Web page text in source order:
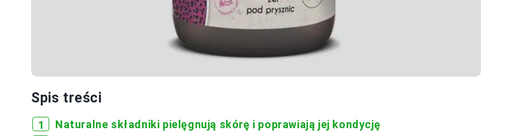
Spis treści
Naturalne składniki pielęgnują skórę i poprawiają jej kondycję